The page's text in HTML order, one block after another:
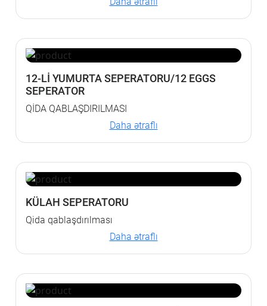
12-Lİ YUMURTA SEPERATORU/12 EGGS
SEPERATOR
QİDA QABLAŞDIRILMASI
Daha ətraflı
KÜLAH SEPERATORU
Qida qablaşdırılması
Daha ətraflı